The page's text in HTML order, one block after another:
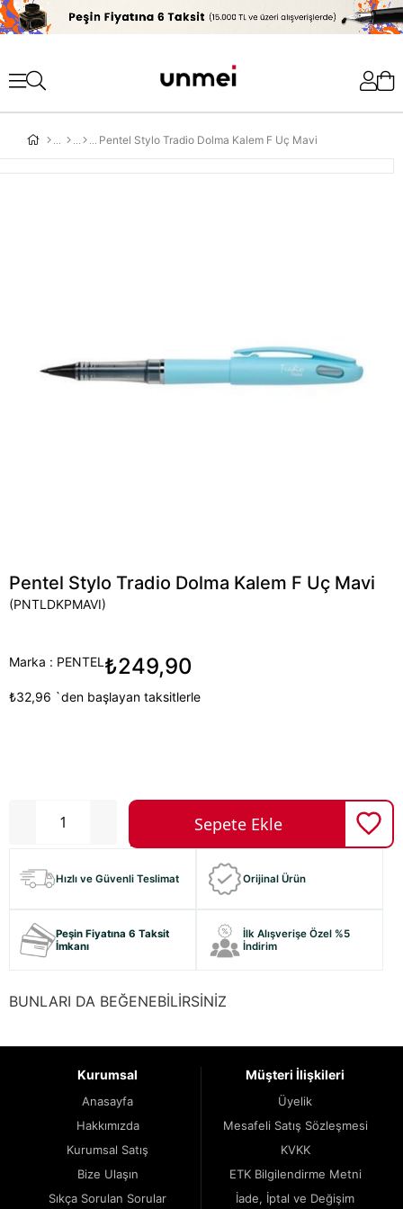
'
Pentel Stylo Tradio Dolma Kalem F Uç Mavi
Pentel Stylo Tradio Dolma Kalem F Uç Mavi
(PNTLDKPMAVI)
Marka : PENTEL ₺249,90
₺32,96 `den başlayan taksitlerle
Hızlı ve Güvenli Teslimat Orijinal Ürün
Peşin Fiyatına 6 Taksit
İmkanı
İlk Alışverişe Özel %5
İndirim
BUNLARI DA BEĞENEBİLİRSİNİZ
Kurumsal
Anasayfa
Hakkımızda
Kurumsal Satış
Bize Ulaşın
Sıkça Sorulan Sorular
Müşteri İlişkileri
Üyelik
Mesafeli Satış Sözleşmesi
KVKK
ETK Bilgilendirme Metni
İade, İptal ve Değişim